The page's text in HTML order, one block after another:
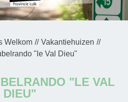
Welkom
Vakantiehuizen
"le Val Dieu"
"LE VAL
DIEU"